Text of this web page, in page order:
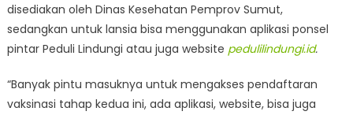
disediakan oleh Dinas Kesehatan Pemprov Sumut,
sedangkan untuk lansia bisa menggunakan aplikasi ponsel
pintar Peduli Lindungi atau juga website pedulilindungi.id.
“Banyak pintu masuknya untuk mengakses pendaftaran
vaksinasi tahap kedua ini, ada aplikasi, website, bisa juga